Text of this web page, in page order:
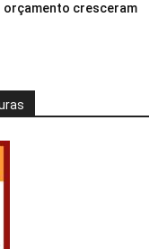
orçamento cresceram